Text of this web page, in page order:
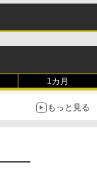
1カ月
もっと見る